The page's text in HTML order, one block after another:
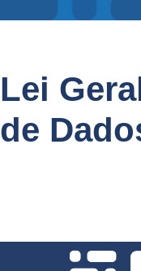
Lei
de